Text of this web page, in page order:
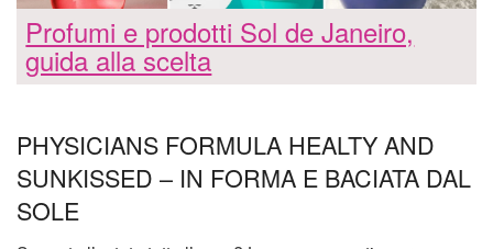
Profumi e prodotti Sol de Janeiro,
guida alla scelta
PHYSICIANS FORMULA HEALTY AND
SUNKISSED – IN FORMA E BACIATA DAL
SOLE